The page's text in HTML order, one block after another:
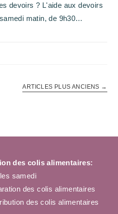
devoirs ? L'aide aux devoirs
matin, de 9h30…
ARTICLES PLUS ANCIENS →
des colis alimentaires:
samedi
des colis alimentaires
des colis alimentaires